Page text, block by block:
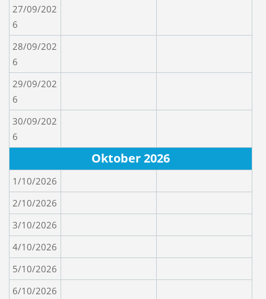
27/09/202
6
28/09/202
6
29/09/202
6
30/09/202
6
Oktober 2026
1/10/2026
2/10/2026
3/10/2026
4/10/2026
5/10/2026
6/10/2026